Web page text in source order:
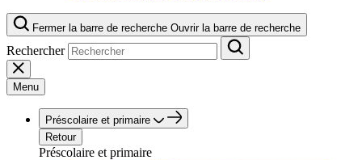
Fermer la barre de recherche Ouvrir la barre de recherche
Rechercher
Menu
Préscolaire et primaire
Retour
Préscolaire et primaire